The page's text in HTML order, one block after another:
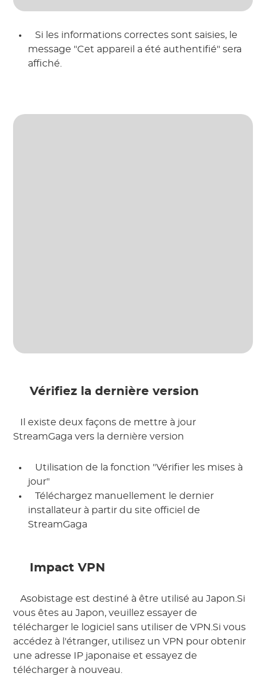
Si les informations correctes sont saisies, le
message "Cet appareil a été authentifié" sera
affiché.
Vérifiez la dernière version
Il existe deux façons de mettre à jour
StreamGaga vers la dernière version
Utilisation de la fonction "Vérifier les mises à
jour"
Téléchargez manuellement le dernier
installateur à partir du site officiel de
StreamGaga
Impact VPN
Asobistage est destiné à être utilisé au Japon.Si
vous êtes au Japon, veuillez essayer de
télécharger le logiciel sans utiliser de VPN.Si vous
accédez à l'étranger, utilisez un VPN pour obtenir
une adresse IP japonaise et essayez de
télécharger à nouveau.